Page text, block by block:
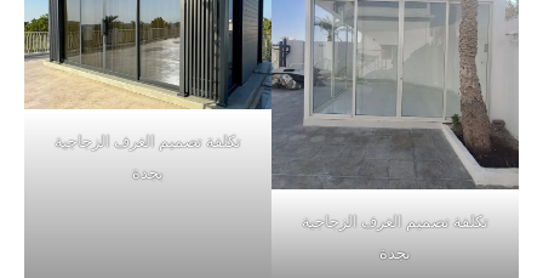
تكلفة تصميم الغرف الزجاجية
بجدة
تكلفة تصميم الغرف الزجاجية
بجدة